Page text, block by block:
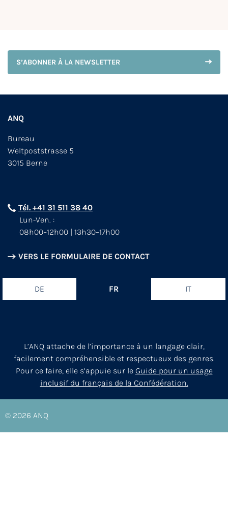
S’ABONNER À LA NEWSLETTER
ANQ
Bureau
Weltpoststrasse 5
3015 Berne
Tél. +41 31 511 38 40
Lun-Ven. :
08h00–12h00 | 13h30–17h00
VERS LE FORMULAIRE DE CONTACT
DE FR IT
L’ANQ attache de l’importance à un langage clair,
facilement compréhensible et respectueux des genres.
Pour ce faire, elle s’appuie sur le Guide pour un usage
inclusif du français de la Confédération.
© 2026 ANQ